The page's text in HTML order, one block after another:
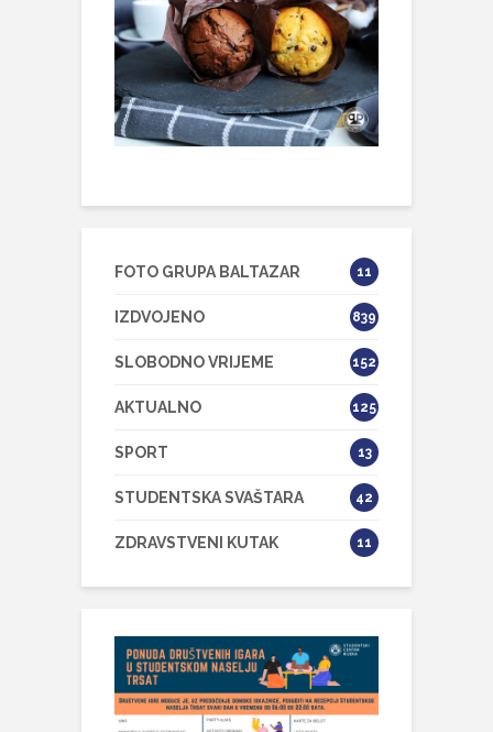
FOTO GRUPA BALTAZAR 11
IZDVOJENO 839
SLOBODNO VRIJEME 152
AKTUALNO 125
SPORT 13
STUDENTSKA SVAŠTARA 42
ZDRAVSTVENI KUTAK 11